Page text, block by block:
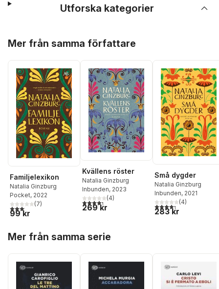
Utforska kategorier
Mer från samma författare
Familjelexikon
Natalia Ginzburg
Pocket, 2022
3,1utav 5 stjärnor. Totalt antal röster:
(7)
99 kr
Kvällens röster
Natalia Ginzburg
Inbunden, 2023
4,3utav 5 stjärnor. Totalt antal röster:
(4)
269 kr
Små dygder
Natalia Ginzburg
Inbunden, 2021
4,3utav 5 stjärnor.
(4)
283 kr
Mer från samma serie